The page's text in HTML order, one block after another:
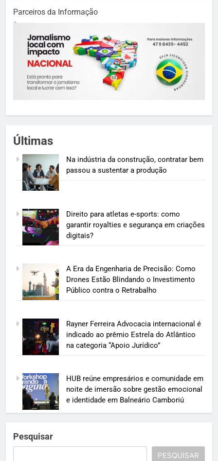
Parceiros da Informação
Últimas
Na indústria da construção, contratar bem
passou a sustentar a produção
Direito para atletas e-sports: como
garantir royalties e segurança em criações
digitais?
A Era da Engenharia de Precisão: Como
Drones Estão Blindando o Investimento
Público contra o Retrabalho
Rayner Ferreira Advocacia internacional é
indicado ao prêmio Estrela do Atlântico
na categoria “Apoio Jurídico”
HUB reúne empresários e comunidade em
noite de imersão sobre gestão emocional
e identidade em Balneário Camboriú
Pesquisar
PESQUISAR